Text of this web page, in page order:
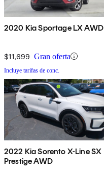
2020 Kia Sportage LX AWD
$11,699 Gran oferta
Incluye tarifas de conc.
2022 Kia Sorento X-Line SX
Prestige AWD